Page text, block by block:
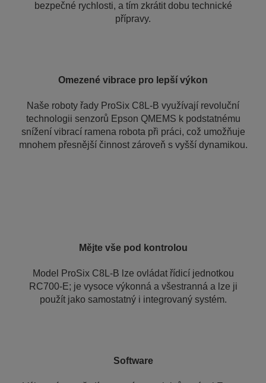
bezpečné rychlosti, a tím zkrátit dobu technické
přípravy.
Omezené vibrace pro lepší výkon
Naše roboty řady ProSix C8L-B využívají revoluční
technologii senzorů Epson QMEMS k podstatnému
snížení vibrací ramena robota při práci, což umožňuje
mnohem přesnější činnost zároveň s vyšší dynamikou.
Mějte vše pod kontrolou
Model ProSix C8L-B lze ovládat řídicí jednotkou
RC700-E; je vysoce výkonná a všestranná a lze ji
použít jako samostatný i integrovaný systém.
Software